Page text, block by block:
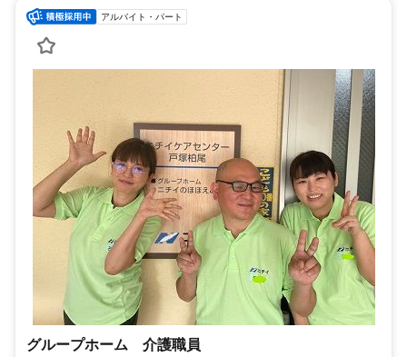
アルバイト・パート
グループホーム 介護職員